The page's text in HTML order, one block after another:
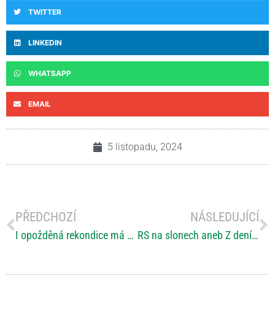
TWITTER
LINKEDIN
WHATSAPP
EMAIL
5 listopadu, 2024
PŘEDCHOZÍ
I opožděná rekondice má své kouzlo
NÁSLEDUJÍCÍ
RS na slonech aneb Z deníčku RSrí Lanka 2024 – 2. část (David Weis)